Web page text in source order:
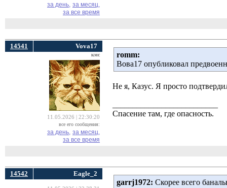
за день, за месяц,
за все время
14541 Vova17
кмс
11.05.2026 | 22:30:20
все его сообщения:
за день, за месяц,
за все время
romm:
Вова17 опубликовал
Не я, Казус. Я просто
Спасение там, где опасность.
14542 Eagle_2
garrj1972: Скорее всего